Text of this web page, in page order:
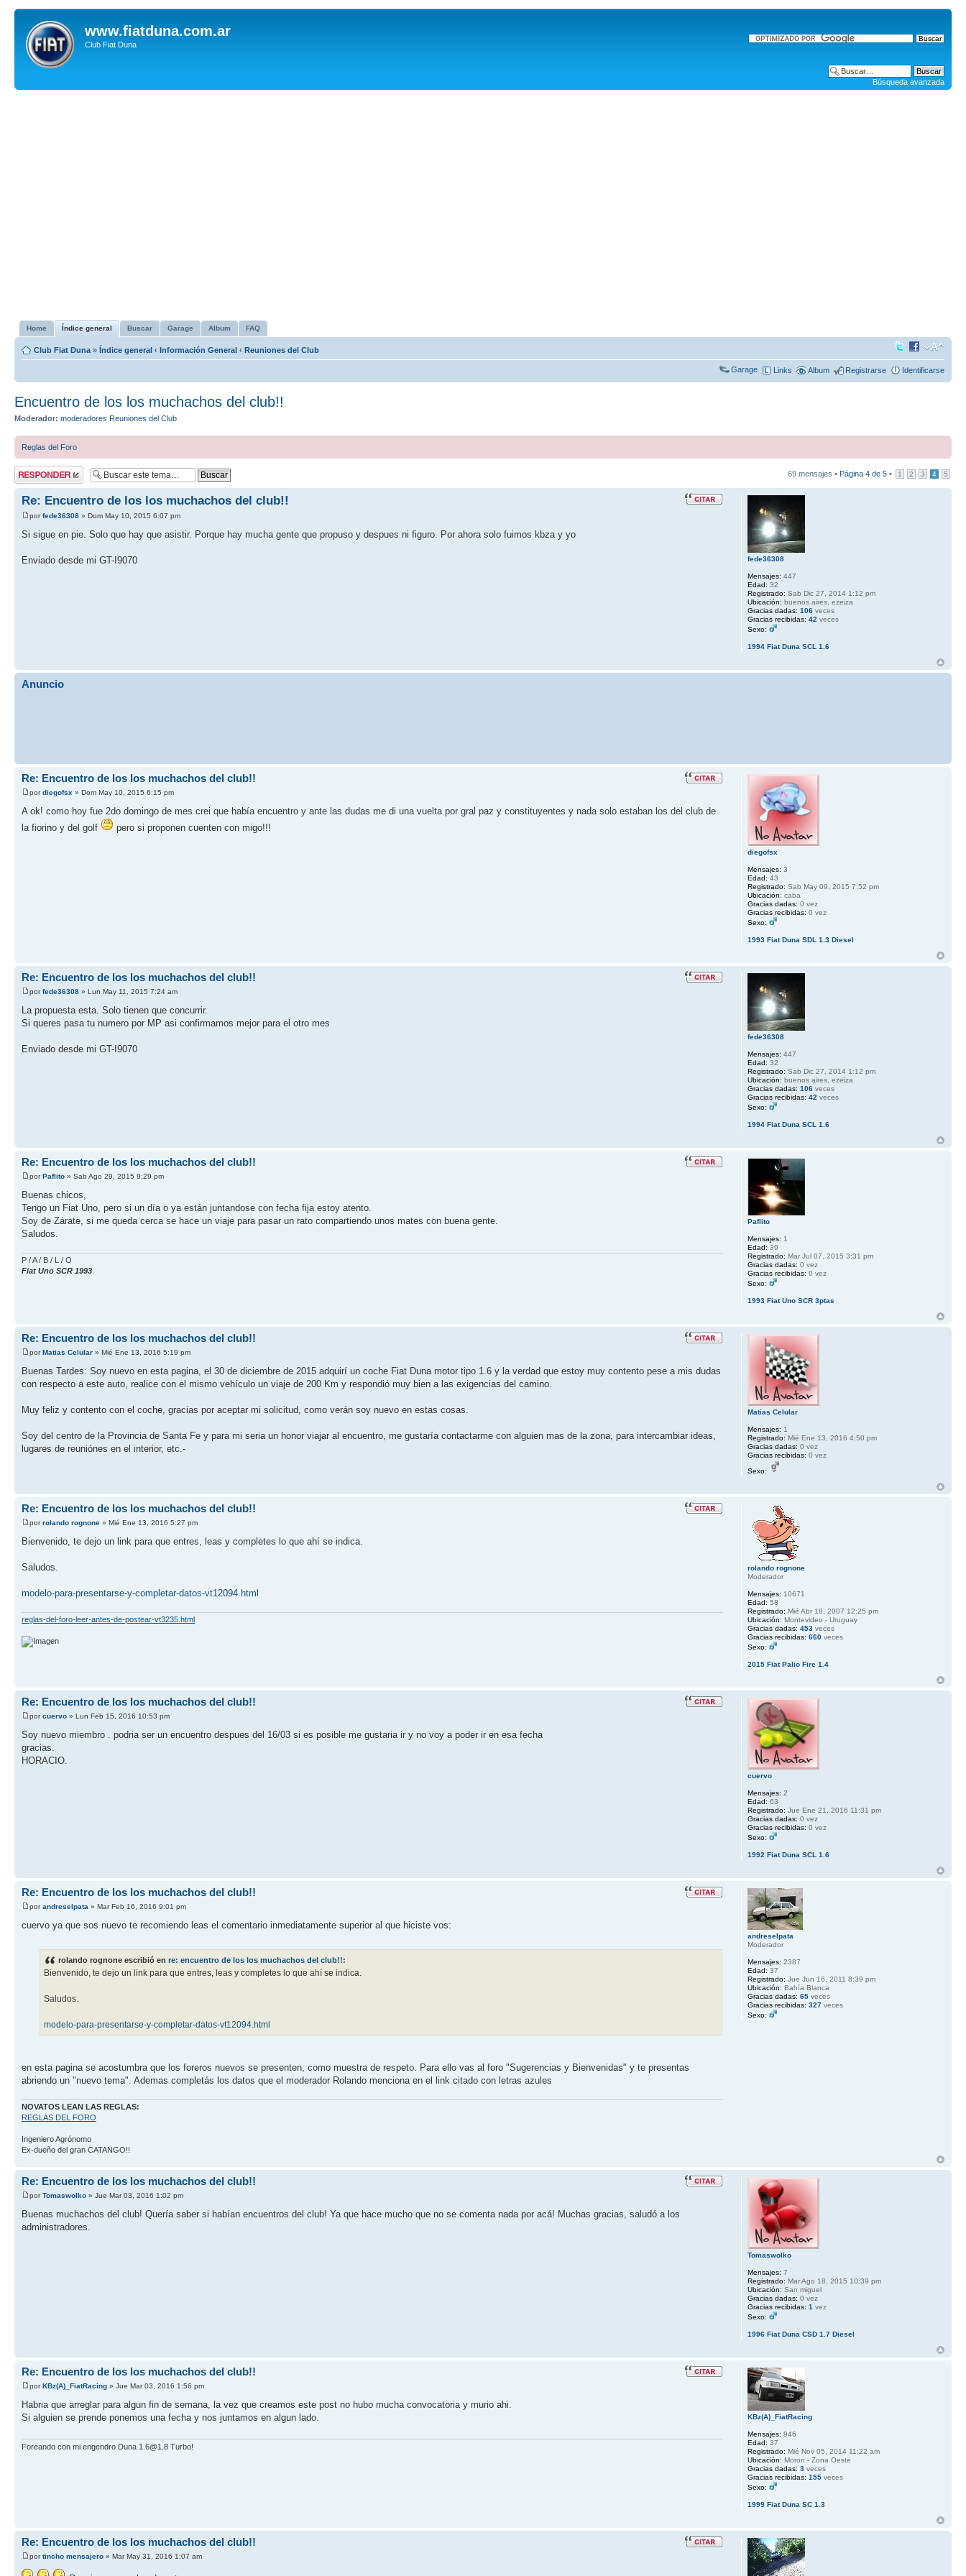
www.fiatduna.com.ar
Club Fiat Duna
Búsqueda avanzada
Home Índice general Buscar Garage Album FAQ
Club Fiat Duna » Índice general ‹ Información General ‹ Reuniones del Club
Garage Links Album Registrarse Identificarse
Encuentro de los los muchachos del club!!
Moderador: moderadores Reuniones del Club
Reglas del Foro
Publicar una
respuesta
69 mensajes • Página 4 de 5 • 1 2 3 4 5
Re: Encuentro de los los muchachos del club!!
porfede36308 » Dom May 10, 2015 6:07 pm
Si sigue en pie. Solo que hay que asistir. Porque hay mucha gente que propuso y despues ni figuro. Por ahora solo fuimos kbza y yo
Enviado desde mi GT-I9070 fede36308
Mensajes: 447
Edad: 32
Registrado: Sab Dic 27, 2014 1:12 pm
Ubicación: buenos aires, ezeiza
Gracias dadas: 106veces
Gracias recibidas: 42 veces
Sexo:
1994 Fiat Duna SCL 1.6
Anuncio
Re: Encuentro de los los muchachos del club!!
pordiegofsx » Dom May 10, 2015 6:15 pm
A ok! como hoy fue 2do domingo de mes crei que había encuentro y ante las dudas me di una vuelta por gral paz y constituyentes y nada solo estaban los del club de
la fiorino y del golf
pero si proponen cuenten con migo!!!
diegofsx
Mensajes: 3
Edad: 43
Registrado: Sab May 09, 2015 7:52 pm
Ubicación: caba
Gracias dadas: 0 vez
Gracias recibidas: 0 vez
Sexo:
1993 Fiat Duna SDL 1.3 Diesel
Re: Encuentro de los los muchachos del club!!
porfede36308 » Lun May 11, 2015 7:24 am
La propuesta esta. Solo tienen que concurrir.
Si queres pasa tu numero por MP asi confirmamos mejor para el otro mes
Enviado desde mi GT-I9070
fede36308
Mensajes: 447
Edad: 32
Registrado: Sab Dic 27, 2014 1:12 pm
Ubicación: buenos aires, ezeiza
Gracias dadas: 106veces
Gracias recibidas: 42 veces
Sexo:
1994 Fiat Duna SCL 1.6
Re: Encuentro de los los muchachos del club!!
porPaflito » Sab Ago 29, 2015 9:29 pm
Buenas chicos,
Tengo un Fiat Uno, pero si un día o ya están juntandose con fecha fija estoy atento.
Soy de Zárate, si me queda cerca se hace un viaje para pasar un rato compartiendo unos mates con buena gente.
Saludos.
P / A / B / L / O
Fiat Uno SCR 1993
Paflito
Mensajes: 1
Edad: 39
Registrado: Mar Jul 07, 2015 3:31 pm
Gracias dadas: 0 vez
Gracias recibidas: 0 vez
Sexo:
1993 Fiat Uno SCR 3ptas
Re: Encuentro de los los muchachos del club!!
porMatias Celular » Mié Ene 13, 2016 5:19 pm
Buenas Tardes: Soy nuevo en esta pagina, el 30 de diciembre de 2015 adquirí un coche Fiat Duna motor tipo 1.6 y la verdad que estoy muy contento pese a mis dudas
con respecto a este auto, realice con el mismo vehículo un viaje de 200 Km y respondió muy bien a las exigencias del camino.
Muy feliz y contento con el coche, gracias por aceptar mi solicitud, como verán soy nuevo en estas cosas.
Soy del centro de la Provincia de Santa Fe y para mi seria un honor viajar al encuentro, me gustaría contactarme con alguien mas de la zona, para intercambiar ideas,
lugares de reuniónes en el interior, etc.-
Matias Celular
Mensajes: 1
Registrado: Mié Ene 13, 2016 4:50 pm
Gracias dadas: 0 vez
Gracias recibidas: 0 vez
Sexo:
Re: Encuentro de los los muchachos del club!!
porrolando rognone » Mié Ene 13, 2016 5:27 pm
Bienvenido, te dejo un link para que entres, leas y completes lo que ahí se indica.
Saludos.
modelo-para-presentarse-y-completar-datos-vt12094.html
reglas-del-foro-leer-antes-de-postear-vt3235.html
rolando rognone
Moderador
Mensajes: 10671
Edad: 58
Registrado: Mié Abr 18, 2007 12:25 pm
Ubicación: Montevideo - Uruguay
Gracias dadas: 453veces
Gracias recibidas: 660veces
Sexo:
2015 Fiat Palio Fire 1.4
Re: Encuentro de los los muchachos del club!!
porcuervo » Lun Feb 15, 2016 10:53 pm
Soy nuevo miembro . podria ser un encuentro despues del 16/03 si es posible me gustaria ir y no voy a poder ir en esa fecha
gracias.
HORACIO.
cuervo
Mensajes: 2
Edad: 63
Registrado: Jue Ene 21, 2016 11:31 pm
Gracias dadas: 0 vez
Gracias recibidas: 0 vez
Sexo:
1992 Fiat Duna SCL 1.6
Re: Encuentro de los los muchachos del club!!
porandreselpata » Mar Feb 16, 2016 9:01 pm
cuervo ya que sos nuevo te recomiendo leas el comentario inmediatamente superior al que hiciste vos:
rolando rognone escribió en re: encuentro de los los muchachos del club!!:
Bienvenido, te dejo un link para que entres, leas y completes lo que ahí se indica.
Saludos.
modelo-para-presentarse-y-completar-datos-vt12094.html
en esta pagina se acostumbra que los foreros nuevos se presenten, como muestra de respeto. Para ello vas al foro "Sugerencias y Bienvenidas" y te presentas
abriendo un "nuevo tema". Ademas completás los datos que el moderador Rolando menciona en el link citado con letras azules
NOVATOS LEAN LAS REGLAS:
REGLAS DEL FORO
Ingeniero Agrónomo
Ex-dueño del gran CATANGO!!
andreselpata
Moderador
Mensajes: 2387
Edad: 37
Registrado: Jue Jun 16, 2011 8:39 pm
Ubicación: Bahía Blanca
Gracias dadas: 65veces
Gracias recibidas: 327veces
Sexo:
Re: Encuentro de los los muchachos del club!!
porTomaswolko » Jue Mar 03, 2016 1:02 pm
Buenas muchachos del club! Quería saber si habían encuentros del club! Ya que hace mucho que no se comenta nada por acá! Muchas gracias, saludó a los
administradores.
Tomaswolko
Mensajes: 7
Registrado: Mar Ago 18, 2015 10:39 pm
Ubicación: San miguel
Gracias dadas: 0 vez
Gracias recibidas: 1vez
Sexo:
1996 Fiat Duna CSD 1.7 Diesel
Re: Encuentro de los los muchachos del club!!
porKBz(A)_FiatRacing » Jue Mar 03, 2016 1:56 pm
Habria que arreglar para algun fin de semana, la vez que creamos este post no hubo mucha convocatoria y murio ahi.
Si alguien se prende ponemos una fecha y nos juntamos en algun lado.
Foreando con mi engendro Duna 1.6@1.8 Turbo!
KBz(A)_FiatRacing
Mensajes: 946
Edad: 37
Registrado: Mié Nov 05, 2014 11:22 am
Ubicación: Moron - Zona Oeste
Gracias dadas: 3veces
Gracias recibidas: 155veces
Sexo:
1999 Fiat Duna SC 1.3
Re: Encuentro de los los muchachos del club!!
portincho mensajero » Mar May 31, 2016 1:07 am